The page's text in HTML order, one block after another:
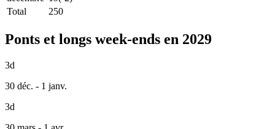
Total
250
Ponts et longs week-ends en 2029
3d
30 déc. - 1 janv.
3d